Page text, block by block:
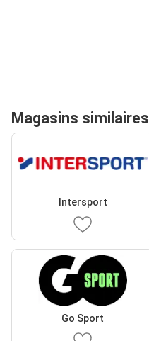
Magasins similaires
Intersport
Go Sport